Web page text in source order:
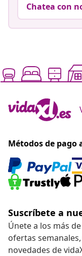
Chatea con
Métodos de pago
Suscríbete a
Únete a los más
ofertas
novedades de